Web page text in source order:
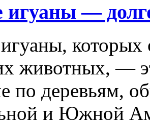
игуаны —
которых
животных, —
по деревьям,
и Южной